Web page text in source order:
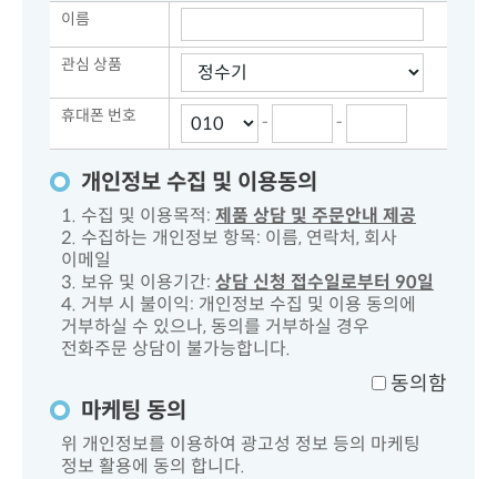
이름
관심 상품
휴대폰 번호 - -
개인정보 수집 및 이용동의
1. 수집 및 이용목적: 제품 상담 및 주문안내 제공
2. 수집하는 개인정보 항목: 이름, 연락처, 회사
이메일
3. 보유 및 이용기간: 상담 신청 접수일로부터 90일
4. 거부 시 불이익: 개인정보 수집 및 이용 동의에
거부하실 수 있으나, 동의를 거부하실 경우
전화주문 상담이 불가능합니다.
동의함
마케팅 동의
위 개인정보를 이용하여 광고성 정보 등의 마케팅
정보 활용에 동의 합니다.